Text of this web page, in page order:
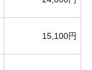
15,100円